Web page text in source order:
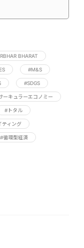
BHARAT
#M&S
#SDGS
ーキュラーエコノミー
#トタル
ティング
#循環型経済